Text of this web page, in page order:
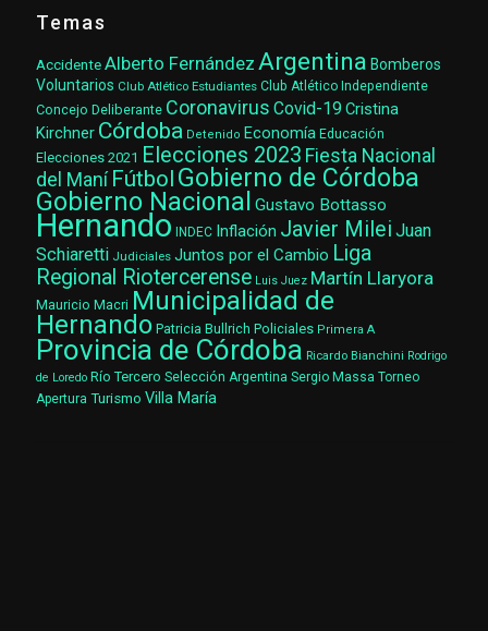
Temas
AccidenteAlberto Fernández Argentina Bomberos
Voluntarios Club Atlético Estudiantes Club Atlético Independiente
Concejo Deliberante Coronavirus Covid-19 Cristina
Kirchner Córdoba Detenido Economía Educación
Elecciones 2021 Elecciones 2023 Fiesta Nacional
del Maní Fútbol Gobierno de Córdoba
Gobierno Nacional Gustavo Bottasso
Hernando INDEC Inflación Javier Milei Juan
Schiaretti Judiciales Juntos por el Cambio Liga
Regional Riotercerense Luis Juez Martín Llaryora
Mauricio Macri Municipalidad de
Hernando Patricia Bullrich Policiales Primera A
Provincia de Córdoba Ricardo Bianchini Rodrigo
de Loredo Río Tercero Selección Argentina Sergio Massa Torneo
Apertura Turismo Villa María